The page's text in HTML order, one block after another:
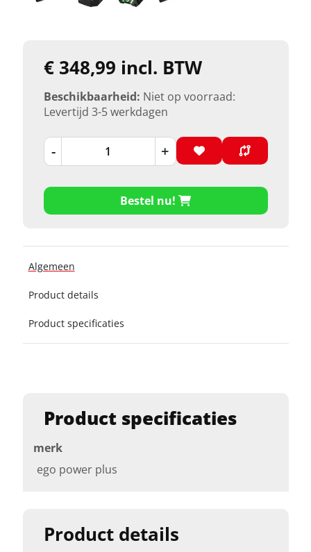
Product details
Product specificaties
merk
ego power plus
€ 348,99 incl. BTW
Beschikbaarheid: Niet op voorraad:
Levertijd 3-5 werkdagen
- +
Bestel nu!
Algemeen
Product details
Product specificaties